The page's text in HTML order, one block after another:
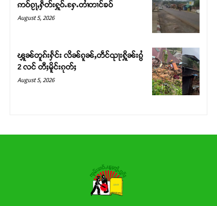
Donate Now
ဢဝ်ၵႂႃႇႁဵတ်းႁူဝ်ႉႁႄႉတၢႆတၢင်ၶဝ်
August 5, 2026
ၾူၼ်တူၵ်းႁႅင်း လိၼ်ၵူၼ်ႇတဵင်ၺႃးႁိူၼ်းၵွႆ
2 လင် တီႈမိူင်းၵုတ်ႈ
August 5, 2026